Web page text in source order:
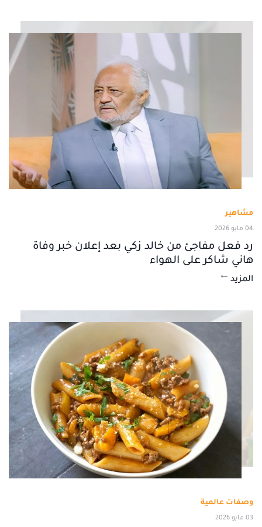
مشاهير
04 مايو 2026
رد فعل مفاجئ من خالد زكي بعد إعلان خبر وفاة
هاني شاكر على الهواء
المزيد
وصفات عالمية
03 مايو 2026